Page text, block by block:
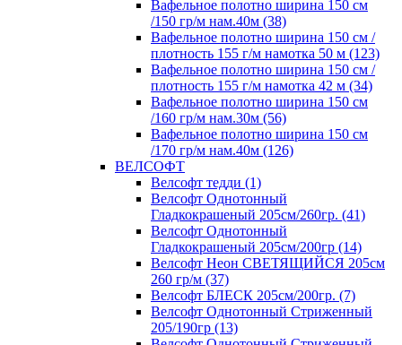
Вафельное полотно ширина 150 см
/150 гр/м нам.40м (38)
Вафельное полотно ширина 150 см /
плотность 155 г/м намотка 50 м (123)
Вафельное полотно ширина 150 см /
плотность 155 г/м намотка 42 м (34)
Вафельное полотно ширина 150 см
/160 гр/м нам.30м (56)
Вафельное полотно ширина 150 см
/170 гр/м нам.40м (126)
ВЕЛСОФТ
Велсофт тедди (1)
Велсофт Однотонный
Гладкокрашеный 205см/260гр. (41)
Велсофт Однотонный
Гладкокрашеный 205см/200гр (14)
Велсофт Неон СВЕТЯЩИЙСЯ 205см
260 гр/м (37)
Велсофт БЛЕСК 205см/200гр. (7)
Велсофт Однотонный Стриженный
205/190гр (13)